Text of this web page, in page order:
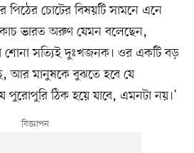
চোটের বিষয়টি সামনে এনে
ভারত অরুণ যেমন বলেছেন,
শোনা সত্যিই দুঃখজনক। ওর একটি বড়
আর মানুষকে বুঝতে হবে যে
পুরোপুরি ঠিক হয়ে যাবে, এমনটা নয়।’